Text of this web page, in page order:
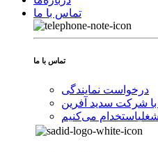
تماس با ما
تماس با ما
درخواست نمایندگی
با شرکت سدید آفرین
استخدام ‌می‌کنیم